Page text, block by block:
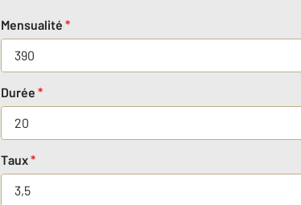
Mensualité *
Durée *
Taux*